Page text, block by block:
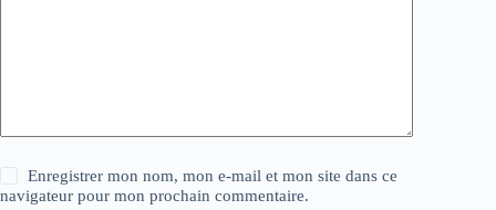
Enregistrer mon nom, mon e-mail et mon site dans ce
navigateur pour mon prochain commentaire.